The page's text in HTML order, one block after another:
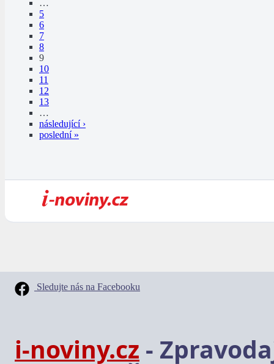
…
5
6
7
8
9
10
11
12
13
…
následující ›
poslední »
Sledujte nás na Facebooku
i-noviny.cz -